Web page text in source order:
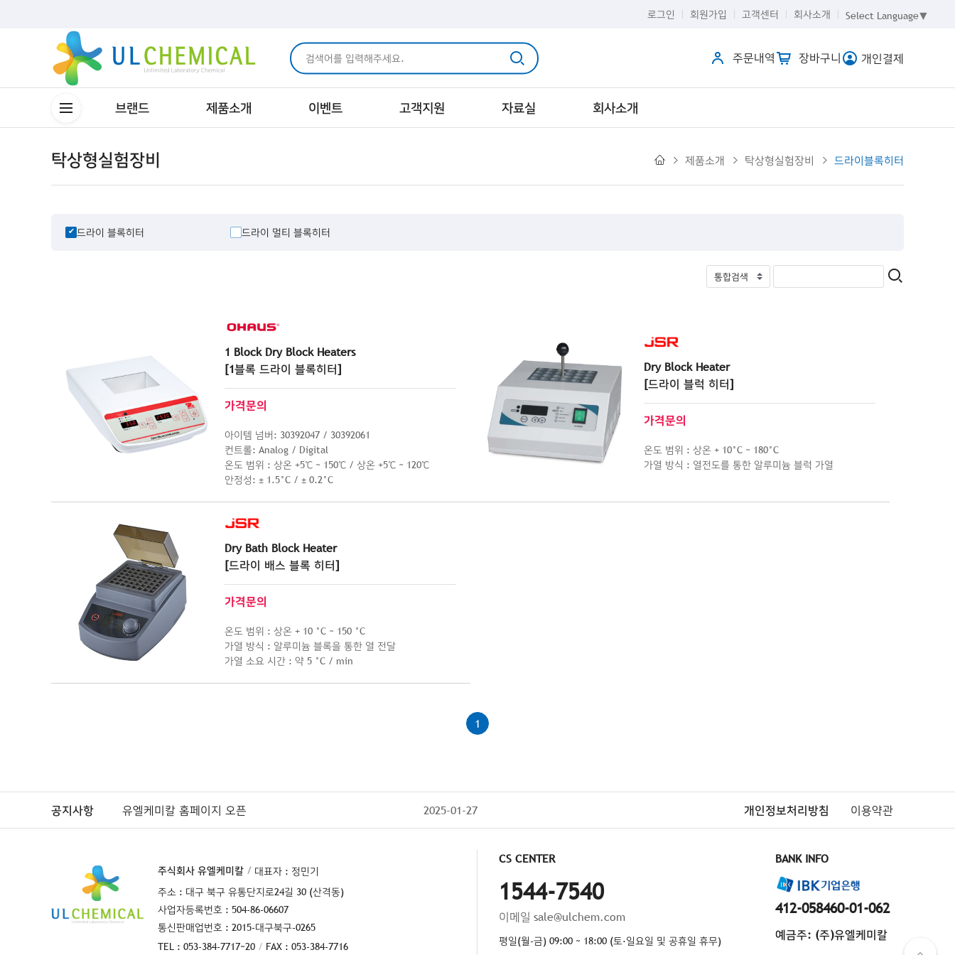
로그인 회원가입 고객센터 회사소개 Select Language▼
주문내역 장바구니 개인결제
브랜드 제품소개 이벤트 고객지원 자료실 회사소개
탁상형실험장비 제품소개 탁상형실험장비 드라이블록히터
드라이 블록히터 드라이 멀티 블록히터
1 Block Dry Block Heaters
[1블록 드라이 블록히터]
가격문의
아이템 넘버: 30392047 / 30392061
컨트롤: Analog / Digital
온도 범위 : 상온 +5℃ ~ 150℃ / 상온 +5℃ ~ 120℃
안정성: ± 1.5°C / ± 0.2°C
Dry Block Heater
[드라이 블럭 히터]
가격문의
온도 범위 : 상온 + 10°C ~ 180°C
가열 방식 : 열전도를 통한 알루미늄 블럭 가열
Dry Bath Block Heater
[드라이 배스 블록 히터]
가격문의
온도 범위 : 상온 + 10 °C ~ 150 °C
가열 방식 : 알루미늄 블록을 통한 열 전달
가열 소요 시간 : 약 5 °C / min
1
공지사항 유엘케미칼 홈페이지 오픈 2025-01-27 개인정보처리방침 이용약관
주식회사 유엘케미칼
대표자 : 정민기
주소 : 대구 북구 유통단지로24길 30 (산격동)
사업자등록번호 : 504-86-06607
통신판매업번호 : 2015-대구북구-0265
TEL : 053-384-7717~20
FAX : 053-384-7716
CS CENTER
1544-7540
이메일 sale@ulchem.com
평일(월-금) 09:00 ~ 18:00 (토·일요일 및 공휴일 휴무)
BANK INFO
412-058460-01-062
예금주: (주)유엘케미칼